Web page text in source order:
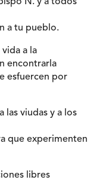
a tu pueblo.
a la
encontrarla
esfuercen por
las viudas y a los
que experimenten
libres